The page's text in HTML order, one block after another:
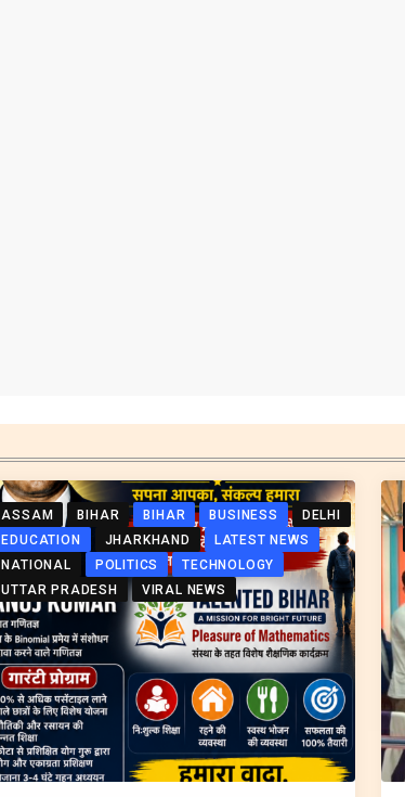
ASSAM BIHAR BIHAR BUSINESS
DELHI
EDUCATION
JHARKHAND
LATEST NEWS
NATIONAL
POLITICS
TECHNOLOGY
UTTAR PRADESH
VIRAL NEWS